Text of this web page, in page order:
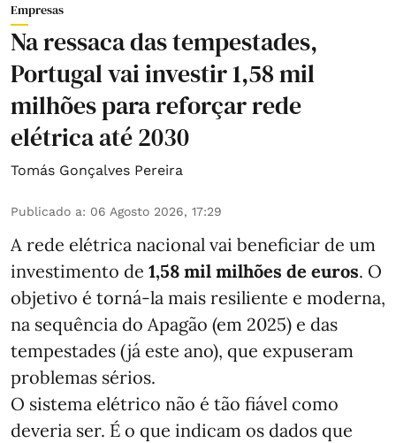
Empresas
Na ressaca das tempestades,
Portugal vai investir 1,58 mil
milhões para reforçar rede
elétrica até 2030
Tomás Gonçalves Pereira
Publicado a: 06 Agosto 2026, 17:29
A rede elétrica nacional vai beneficiar de um
investimento de 1,58 mil milhões de euros. O
objetivo é torná-la mais resiliente e moderna,
na sequência do Apagão (em 2025) e das
tempestades (já este ano), que expuseram
problemas sérios.
O sistema elétrico não é tão fiável como
deveria ser. É o que indicam os dados que